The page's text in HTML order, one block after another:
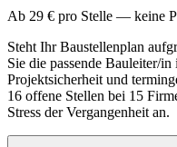
Ab 29 € pro Stelle — keine
Steht Ihr Baustellenplan
Sie die passende Bauleiter/
Projektsicherheit und
16 offene Stellen bei 15
Stress der Vergangenheit an.